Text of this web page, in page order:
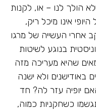
הולך לנו – או, לקנות
אינו מיכל ריק,
אחרי העשייה של מרגו
בנוגע לשיטות
שהיא מעריכה מזה
באודישנים ולא ישנה
יופיה עזר לה? חד
כשחקניות כמוה,